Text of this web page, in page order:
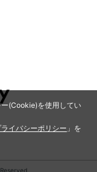
(Cookie)を使用してい
ライバシーポリシー 」を